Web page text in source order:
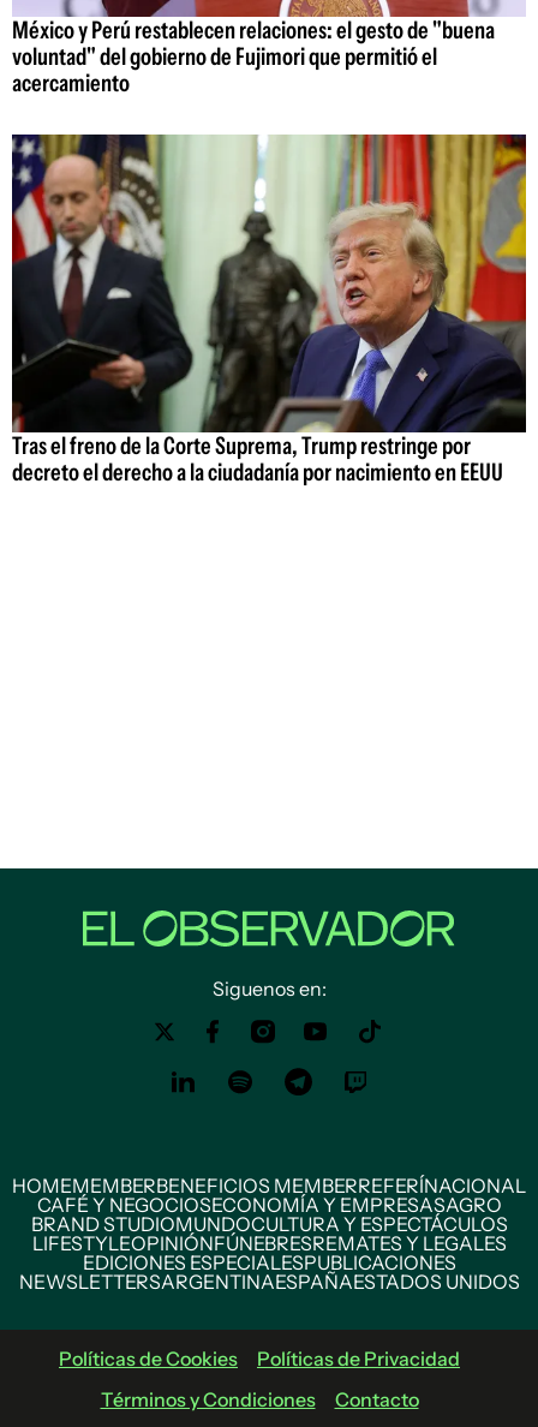
México y Perú restablecen relaciones: el gesto de "buena
voluntad" del gobierno de Fujimori que permitió el
acercamiento
Tras el freno de la Corte Suprema, Trump restringe por
decreto el derecho a la ciudadanía por nacimiento en EEUU
Siguenos en:
HOMEMEMBERBENEFICIOS MEMBERREFERÍNACIONAL
CAFÉ Y NEGOCIOSECONOMÍA Y EMPRESASAGRO
BRAND STUDIOMUNDOCULTURA Y ESPECTÁCULOS
LIFESTYLEOPINIÓNFÚNEBRESREMATES Y LEGALES
EDICIONES ESPECIALESPUBLICACIONES
NEWSLETTERSARGENTINAESPAÑAESTADOS UNIDOS
Políticas de Cookies
Políticas de Privacidad
Términos y Condiciones
Contacto